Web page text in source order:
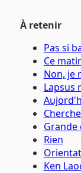
À retenir
Pas si
Ce
Non, je
Lapsus
Grande
Rien
Ken